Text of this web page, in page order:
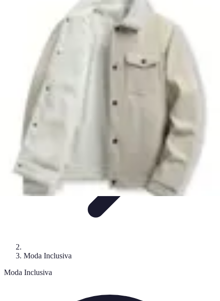
Consejos de EstiloGuía de
AccesoriosTendencias
Estilo Para Todos
Moda Inclusiva
Moda Inclusiva